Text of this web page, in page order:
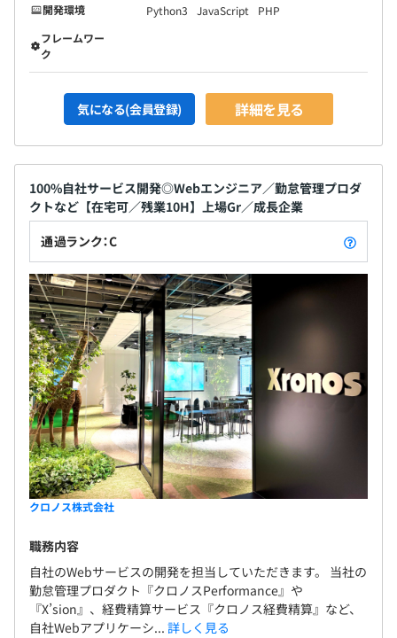
こうした背景から、新しい技術やジャンルへの興味を歓迎
する文化があります。
興味を持って取り組める方には、その意欲を活かせる環境
や機会を積極的に提供したいと考えています。
・プロダクトごとにインフラエンジニアも含めたグループ
編成をおこなっており、各チーム10名前後で開発を実施
・フェーズや機能により、グループの垣根を超えたチーム
編成をおこなうことがあります
・東京と札幌にそれぞれスタッフがいますが、チャットや
オンラインでの打合せを随時行い、スムーズにプロジェク
トを進行させています
・開発メンバーの平均年齢は36歳ですが、昨年度より新
卒の採用に力を入れており平均年齢は下がっていく傾向で
す。
開発環境
Python3 JavaScript
PHP
フレームワー
ク
気になる(会員登録) 詳細を見る
100%自社サービス開発◎Webエンジニア／勤怠管理プロダ
クトなど【在宅可／残業10H】上場Gr／成長企業
通過ランク：C
クロノス株式会社
職務内容
自社のWebサービスの開発を担当していただきます。 当社の
勤怠管理プロダクト『クロノスPerformance』や
『X’sion』、経費精算サービス『クロノス経費精算』など、
自社Webアプリケーシ... 詳しく見る